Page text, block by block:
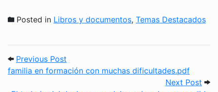
Posted in Libros y documentos, Temas Destacados
Post navigation
Previous Post
familia en formación con muchas dificultades.pdf
Next Post